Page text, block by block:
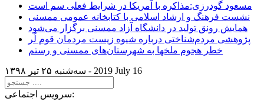
مسعود گودرزی:مذاکره با آمریکا در شرایط فعلی سم است
نشست فرهنگ و ارشاد اسلامی با کتابخانه عمومی ممسنی
همایش رونق تولید در دانشگاه آزاد ممسنی برگزار می‌شود
پژوهشی مردم‌شناختی درباره شیوه زیست مردمان قوم لُر
خطر هجوم ملخها به شهرستان‌های ممسنی و رستم
سه‌شنبه ۲۵ تير ۱۳۹۸ - 2019 July 16
سرویس اجتماعی: